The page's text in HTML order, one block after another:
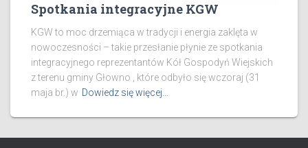
Spotkania integracyjne KGW
KGW to moc drzemiąca w tradycji i energia zaklęta w
nowoczesności – takie przesłanie płynie ze spotkania
integracyjnego reprezentantów Kół Gospodyń Wiejskich
z terenu gminy Głowno , które odbyło się wczoraj (31
maja br.) w Dowiedz się więcej…